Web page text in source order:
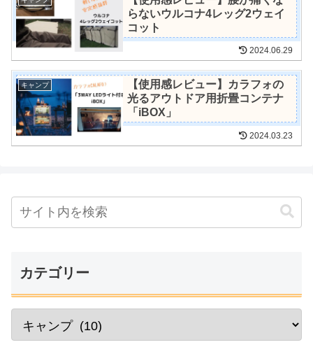
らないウルコナ4レッグ2ウェイ
コット
2024.06.29
キャンプ
【使用感レビュー】カラフォの
光るアウトドア用折畳コンテナ
「iBOX」
2024.03.23
カテゴリー